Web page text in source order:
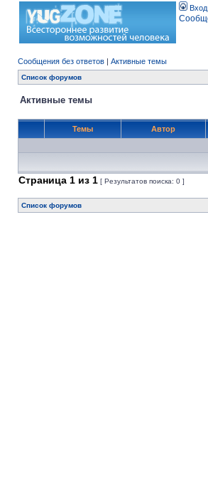
Вход
Сообщения без ответов | Активные темы
Список форумов
Активные темы
Темы Автор
Страница 1 из 1 [ Результатов поиска: 0 ]
Список форумов